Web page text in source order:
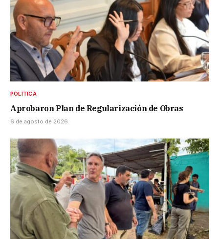
POLÍTICA
Aprobaron Plan de Regularización de Obras
6 de agosto de 2026